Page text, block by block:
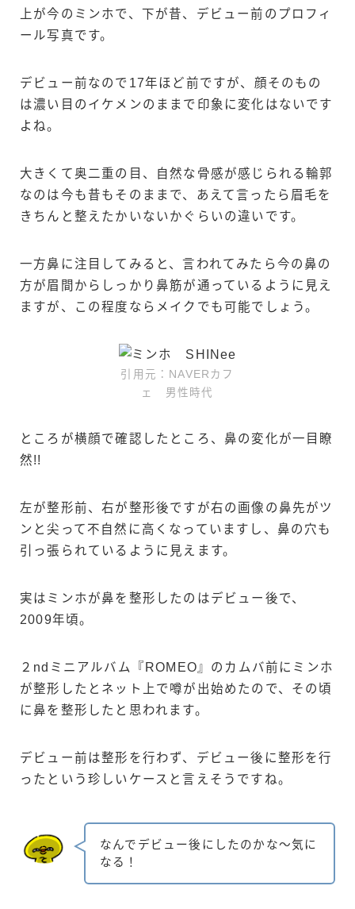
上が今のミンホで、下が昔、デビュー前のプロフィ
ール写真です。
デビュー前なので17年ほど前ですが、顔そのもの
は濃い目のイケメンのままで印象に変化はないです
よね。
大きくて奥二重の目、自然な骨感が感じられる輪郭
なのは今も昔もそのままで、あえて言ったら眉毛を
きちんと整えたかいないかぐらいの違いです。
一方鼻に注目してみると、言われてみたら今の鼻の
方が眉間からしっかり鼻筋が通っているように見え
ますが、この程度ならメイクでも可能でしょう。
引用元：NAVERカフ
ェ 男性時代
ところが横顔で確認したところ、鼻の変化が一目瞭
然!!
左が整形前、右が整形後ですが右の画像の鼻先がツ
ンと尖って不自然に高くなっていますし、鼻の穴も
引っ張られているように見えます。
実はミンホが鼻を整形したのはデビュー後で、
2009年頃。
２ndミニアルバム『ROMEO』のカムバ前にミンホ
が整形したとネット上で噂が出始めたので、その頃
に鼻を整形したと思われます。
デビュー前は整形を行わず、デビュー後に整形を行
ったという珍しいケースと言えそうですね。
なんでデビュー後にしたのかな～気に
なる！